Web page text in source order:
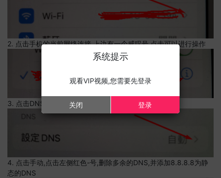
2. 点击手机的当前网络连接,上边有一个感叹号,点击可以进行操作
3. 点击DNS设置
4. 点击手动,点击左侧红色-号,删除多余的DNS,并添加8.8.8.8为静
态的DNS
系统提示
观看VIP视频,您需要先登录
关闭 登录